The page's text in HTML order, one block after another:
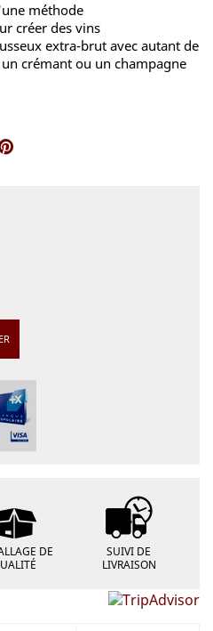
méthode
créer des vins
extra-brut avec autant de
crémant ou un champagne
DE
SUIVI DE
LIVRAISON